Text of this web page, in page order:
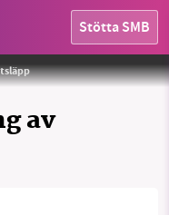
Stötta SMB
av
Foto:Pixabay